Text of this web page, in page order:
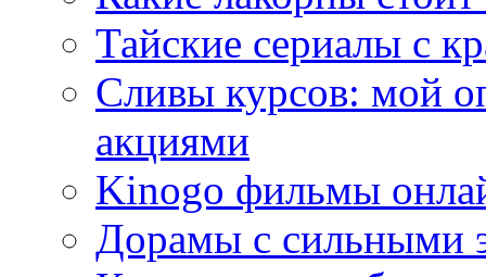
Тайские сериалы с
Сливы курсов: мой
акциями
Kinogo фильмы
Дорамы с сильными